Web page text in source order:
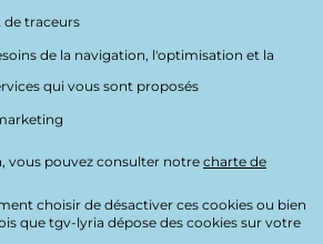
Mentions légales
de traceurs
de la navigation, l'optimisation et la
qui vous sont proposés
vous pouvez consulter notre charte de
choisir de désactiver ces cookies ou bien
que tgv-lyria dépose des cookies sur votre